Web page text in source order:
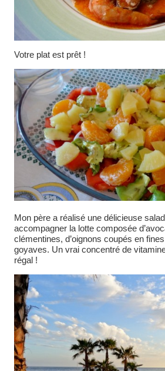
Votre plat est prêt !
Mon père a réalisé une délicieuse
accompagner la lotte composée
clémentines, d’oignons coupés en
goyaves. Un vrai concentré de
régal !